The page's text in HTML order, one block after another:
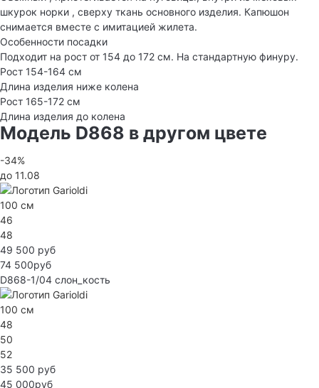
шкурок норки , сверху ткань основного изделия. Капюшон
снимается вместе с имитацией жилета.
Особенности посадки
Подходит на рост от 154 до 172 см. На стандартную финуру.
Рост 154-164 см
Длина изделия ниже колена
Рост 165-172 см
Длина изделия до колена
Модель D868 в другом цвете
-34%
до 11.08
100 см
46
48
49 500 руб
74 500руб
D868-1/04 слон_кость
100 см
48
50
52
35 500 руб
45 000руб